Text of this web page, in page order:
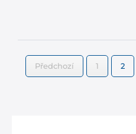
Předchozí 1 2